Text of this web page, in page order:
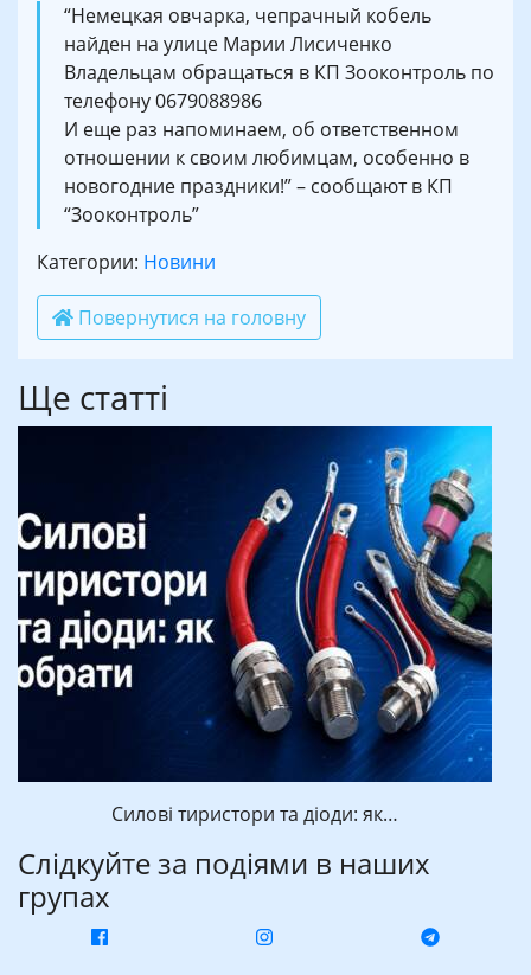
“Немецкая овчарка, чепрачный кобель
найден на улице Марии Лисиченко
Владельцам обращаться в КП Зооконтроль по
телефону 0679088986
И еще раз напоминаем, об ответственном
отношении к своим любимцам, особенно в
новогодние праздники!” – сообщают в КП
“Зооконтроль”
Категории: Новини
Повернутися на головну
Ще статті
Силові тиристори та діоди: як…
Слідкуйте за подіями в наших
групах